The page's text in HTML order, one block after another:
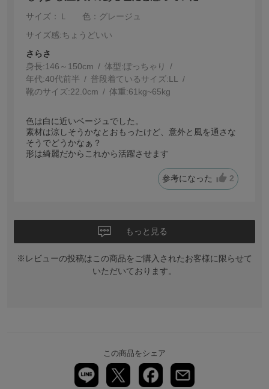
サイズ：Ｌ
色：グレージュ
サイズ感:ちょうどいい
さらさ
身長:146～150cm 体型:ぽっちゃり
年代:40代前半 普段着ているサイズ:LL
靴のサイズ:22.0cm 体重:61kg~65kg
色は白に近いベージュでした。
素材は涼しそうかなとおもったけど、意外と風を通さな
そうでどうかなぁ？
形は綺麗だからこれから活躍させます
参考になった 2
もっと見る
※レビューの投稿はこの商品をご購入されたお客様に限らせて
いただいております。
この商品をシェア